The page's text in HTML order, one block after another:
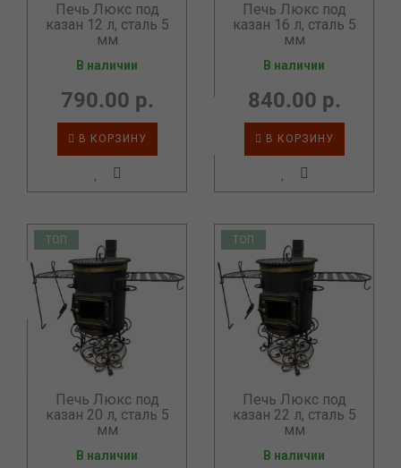
Печь Люкс под
казан 12 л, сталь 5
мм
В наличии
790.00 р.
В КОРЗИНУ
Печь Люкс под
казан 16 л, сталь 5
мм
В наличии
840.00 р.
В КОРЗИНУ
ТОП
Печь Люкс под
казан 20 л, сталь 5
мм
В наличии
ТОП
Печь Люкс под
казан 22 л, сталь 5
мм
В наличии